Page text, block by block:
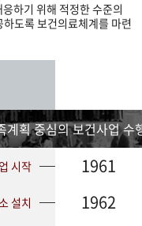
하기 위해 적정한 수준의
도록 보건의료체계를 마련
계획 중심의 보건사업 수
시작 1961
설치 1962